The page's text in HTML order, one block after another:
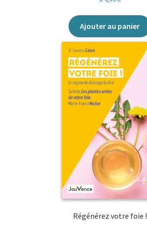
Ajouter au panier
Régénérez votre foie !